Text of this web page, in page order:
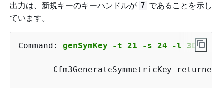
出力は、新規キーのキーハンドルが 7 であることを示し
ています。
Command: genSymKey -t 21 -s 24 -l
Cfm3GenerateSymmetricKey